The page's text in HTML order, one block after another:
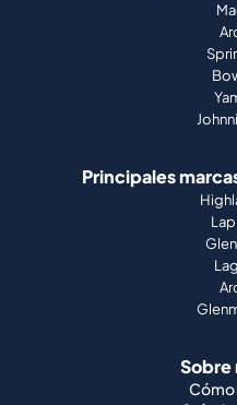
Principales
Sobre
Cómo